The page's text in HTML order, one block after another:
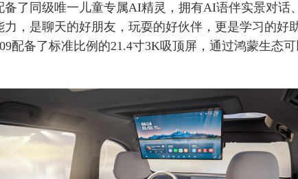
备了同级唯一儿童专属AI精灵，拥有AI语伴实景对话
力，是聊天的好朋友，玩耍的好伙伴，更是学习的好
配备了标准比例的21.4寸3K吸顶屏，通过鸿蒙生态